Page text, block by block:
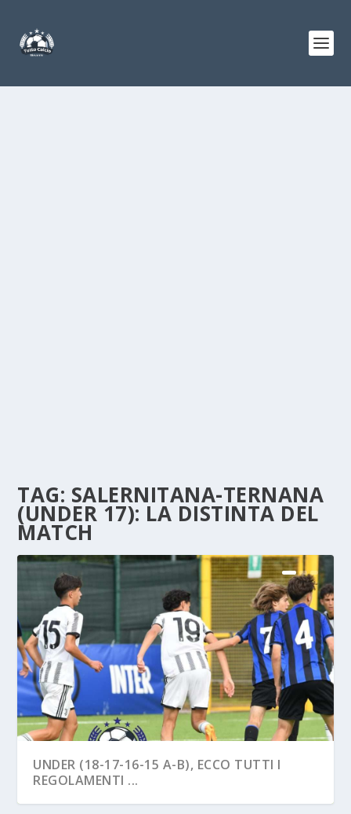
TAG: SALERNITANA-TERNANA
(UNDER 17): LA DISTINTA DEL
MATCH
UNDER (18-17-16-15 A-B), ECCO TUTTI I
REGOLAMENTI ...